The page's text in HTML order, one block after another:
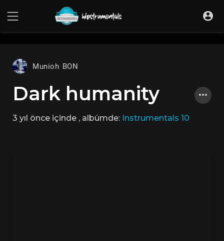
Munioh BON
Dark humanity
3 yıl önce içinde , albümde: Instrumentals 10